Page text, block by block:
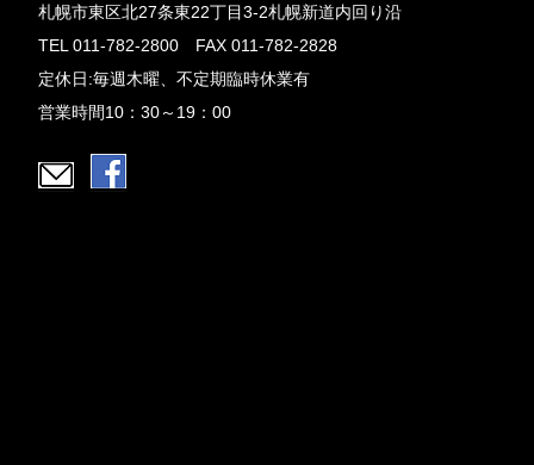
札幌市東区北27条東22丁目3-2札幌新道内回り沿
TEL 011-782-2800 FAX 011-782-2828
定休日:毎週木曜、不定期臨時休業有
営業時間10：30～19：00